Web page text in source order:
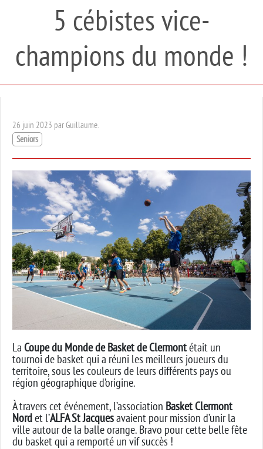
5 cébistes vice-
champions du monde !
26 juin 2023 par Guillaume.
Seniors
La Coupe du Monde de Basket de Clermontétait un
tournoi de basket qui a réuni les meilleurs joueurs du
territoire, sous les couleurs de leurs différents pays ou
région géographique d’origine.
À travers cet événement, l’association Basket Clermont
Nordet l’ALFA St Jacquesavaient pour mission d’unir la
ville autour de la balle orange. Bravo pour cette belle fête
du basket qui a remporté un vif succès !